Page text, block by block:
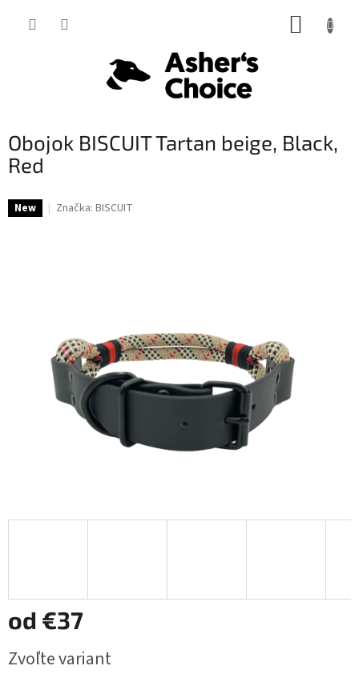
Obojok BISCUIT Tartan beige, Black,
Red
New Značka: BISCUIT
od €37
cena:
Zvoľte variant